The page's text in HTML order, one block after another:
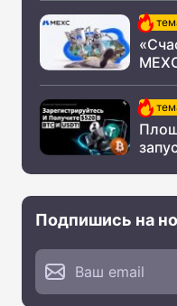
Подпишись на